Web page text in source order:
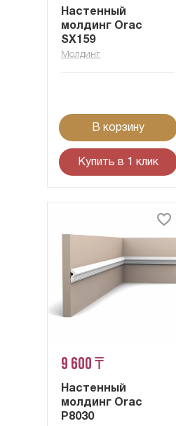
Настенный
молдинг Orac
SX159
Молдинг
В корзину
Купить в 1 клик
9 600 ₸
Настенный
молдинг Orac
P8030